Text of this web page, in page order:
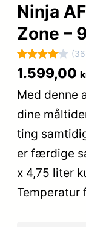
Ninja
Zone –
Bedømt
4.1
ud af 5
baseret
på
36
kundebed
ømmelse
r
1.599,00
Med denne
dine
ting
er færdige
x 4,75 liter